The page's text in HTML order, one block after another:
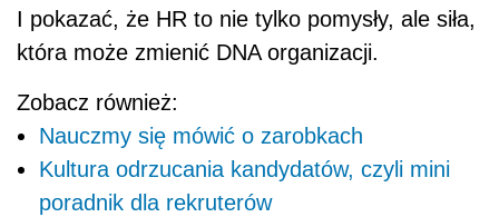
I pokazać, że HR to nie tylko pomysły, ale siła,
która może zmienić DNA organizacji.
Zobacz również:
Nauczmy się mówić o zarobkach
Kultura odrzucania kandydatów, czyli mini
poradnik dla rekruterów